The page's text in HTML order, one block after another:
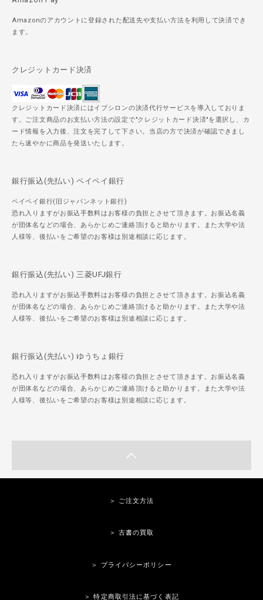
Amazonのアカウントに登録された配送先や支払い方法を利用して決済でき
ます。
クレジットカード決済
クレジットカード決済にはイプシロンの決済代行サービスを導入しておりま
す。ご注文商品のお支払い方法の設定で"クレジットカード決済"を選択し、カ
ード情報を入力後、注文を完了して下さい。当店の方で決済が確認できまし
たら速やかに商品を発送いたします。
銀行振込(先払い) ペイペイ銀行
ペイペイ銀行(旧ジャパンネット銀行)
恐れ入りますがお振込手数料はお客様の負担とさせて頂きます。お振込名義
が団体名などの場合、あらかじめご連絡頂けると助かります。また大学や法
人様等、後払いをご希望のお客様は別途相談に応じます。
銀行振込(先払い) 三菱UFJ銀行
恐れ入りますがお振込手数料はお客様の負担とさせて頂きます。お振込名義
が団体名などの場合、あらかじめご連絡頂けると助かります。また大学や法
人様等、後払いをご希望のお客様は別途相談に応じます。
銀行振込(先払い) ゆうちょ銀行
恐れ入りますがお振込手数料はお客様の負担とさせて頂きます。お振込名義
が団体名などの場合、あらかじめご連絡頂けると助かります。また大学や法
人様等、後払いをご希望のお客様は別途相談に応じます。
＞ ご注文方法
＞ 古書の買取
＞ プライバシーポリシー
＞ 特定商取引法に基づく表記